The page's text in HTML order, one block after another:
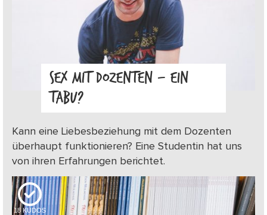
SEX MIT DOZENTEN – EIN
TABU?
Kann eine Liebesbeziehung mit dem Dozenten
überhaupt funktionieren? Eine Studentin hat uns
von ihren Erfahrungen berichtet.
18 KUDOS